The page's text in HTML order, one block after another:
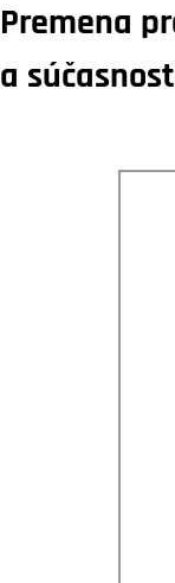
Premena
a